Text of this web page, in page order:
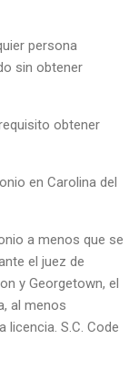
persona
sin obtener
obtener
en Carolina del
a menos que se
el juez de
y Georgetown, el
al menos
licencia. S.C. Code